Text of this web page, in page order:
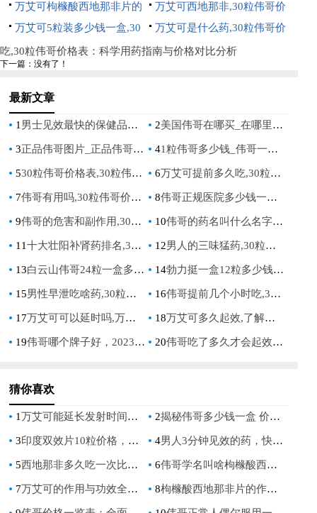
比
买指南
价格表：科学用药指南与价格
对比分析
哥价格表：全面指南与价格分
析
万艾可枸橼酸西地那非片的
功效,30粒伟哥价格表：全面
解析与价格指南
万艾可西地那非,30粒伟哥价
格表：全面了解价格与购买指
南
万艾可5粒装多少钱一盒,30
粒伟哥价格表：2023年最新价
格对比与购买指南
万艾可是什么药,30粒伟哥价
格表：全面解析与价格指南
吃,30粒伟哥价格表：科学用药指南与价格对比分析
下一篇：没有了！
最新文章
1男士见效最快的保健品有哪些_快速提升男性健康的最有效保健品是什么？ 2美国伟哥在哪买_在哪里可以购买美国版伟哥
3正品伟哥图片_正品伟哥图片，让你再次掌控自信！ 41粒伟哥多少钱_伟哥一颗多少钱？
530粒伟哥价格表,30粒伟哥价格表：最新市场价格分析与购买指南 6万艾可提前多久吃,30粒伟哥价格表：科学用药指南与价格对比分析
7伟哥有用吗,30粒伟哥价格表：全面解析与购买指南 8伟哥正规医院多少钱一盒,30粒伟哥价格表：全面解析与购买指南
9伟哥的危害和副作用,30粒伟哥价格表：全面解析与价格指南 10伟哥的药名叫什么名字,30粒伟哥价格表：全面解析与购买指南
11十大壮阳补肾药排名,30粒伟哥价格表：男人必看的壮阳补肾药物排行榜与价格对比 12男人的三味猛药,30粒伟哥价格表：揭秘男性健康解决方案与价格对比
13白云山伟哥24粒一盒多少钱,30粒伟哥价格表：最新价格对比与购买指南 14勃力挺一盒12粒多少钱,30粒伟哥价格表：全面对比与选购指南
15男性早泄吃啥药,30粒伟哥价格表：全面解析与选购指南 16伟哥提前几个小时吃,30粒伟哥价格表：科学用药指南与价格对比分析
17万艾可可以延时吗,万艾可延时效果的科学解析与使用指南 18万艾可多久起效,了解药物生效时间与影响因素
19伟哥哪个牌子好，2023年最值得信赖的男性增强产品推荐 20伟哥吃了多久才会起效，影响因素与最佳服用时间解析
猜你喜欢
1万艾可能延长发射时间吗，安全使用指南 2揭秘伟哥多少钱一盒 价格全解析
3印度双效片10粒价格，最新市场报价及购买指南 4男人3分钟见效的药，快速提升男性健康的秘密
5西地那非多久吃一次比较好，医生详解正确服用频率与注意事项 6伟哥学名叫啥枸橼酸西地那非，正确使用须知与常见问题解答
7万艾可的作用与功效全面解析及使用指南 8枸橼酸西地那非片的作用及用法介绍